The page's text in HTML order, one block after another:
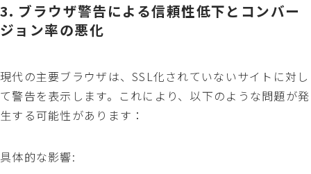
3. ブラウザ警告による信頼性低下とコンバー
ジョン率の悪化
現代の主要ブラウザは、SSL化されていないサイトに対し
て警告を表示します。これにより、以下のような問題が発
生する可能性があります：
具体的な影響: